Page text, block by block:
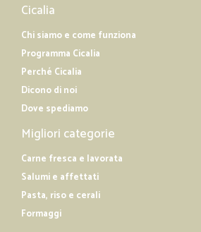
Cicalia
Chi siamo e come funziona
Programma Cicalia
Perché Cicalia
Dicono di noi
Dove spediamo
Migliori categorie
Carne fresca e lavorata
Salumi e affettati
Pasta, riso e cerali
Formaggi